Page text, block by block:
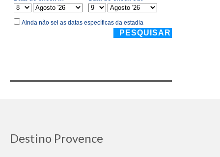
Destino Provence